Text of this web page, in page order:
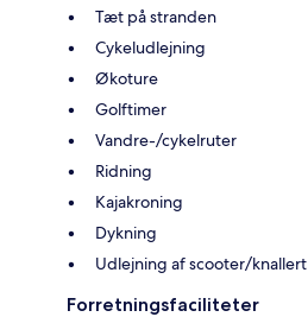
Tæt på stranden
Cykeludlejning
Økoture
Golftimer
Vandre-/cykelruter
Ridning
Kajakroning
Dykning
Udlejning af scooter/knallert
Forretningsfaciliteter